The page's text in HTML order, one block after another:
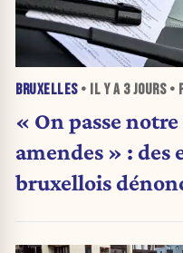
BRUXELLES• IL Y A 3 JOURS•
« On passe
amendes » : des
bruxellois